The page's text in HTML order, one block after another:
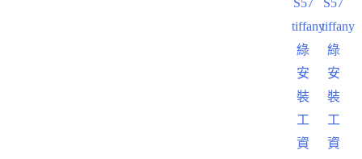
S57
tiffany
綠
安
裝
工
資
S57
tiffany
綠
安
裝
工
資